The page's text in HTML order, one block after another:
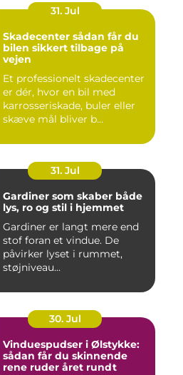
31. Jul
Skadecenter sådan får du
bilen sikkert tilbage på
vejen
Et professionelt skadecenter
er dér, hvor en bil med
karrosseriskade, buler eller
skæve mål bliver b...
31. Jul
Gardiner som skaber både
lys, ro og stil i hjemmet
Gardiner er langt mere end
stof foran et vindue. De
påvirker lyset i rummet,
støjniveau...
30. Jul
Vinduespudser i Ølstykke:
sådan får du skinnende
rene ruder året rundt